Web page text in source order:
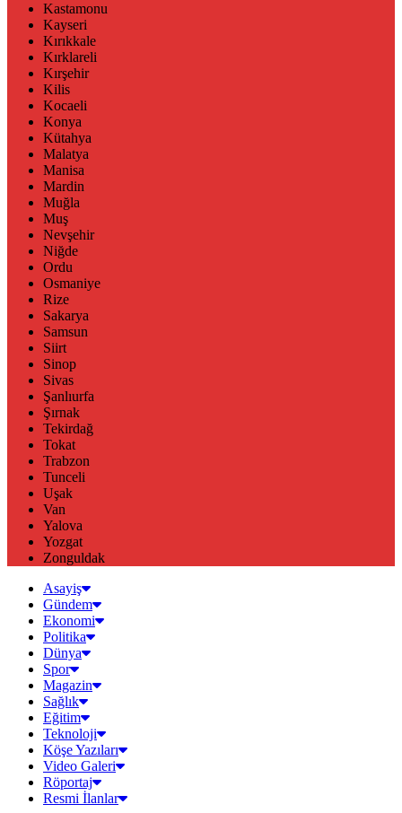
Kastamonu
Kayseri
Kırıkkale
Kırklareli
Kırşehir
Kilis
Kocaeli
Konya
Kütahya
Malatya
Manisa
Mardin
Muğla
Muş
Nevşehir
Niğde
Ordu
Osmaniye
Rize
Sakarya
Samsun
Siirt
Sinop
Sivas
Şanlıurfa
Şırnak
Tekirdağ
Tokat
Trabzon
Tunceli
Uşak
Van
Yalova
Yozgat
Zonguldak
Asayiş
Gündem
Ekonomi
Politika
Dünya
Spor
Magazin
Sağlık
Eğitim
Teknoloji
Köşe Yazıları
Video Galeri
Röportaj
Resmi İlanlar